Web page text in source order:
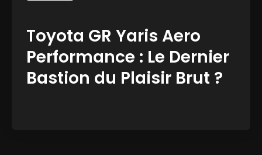
Toyota GR Yaris Aero
Performance : Le Dernier
Bastion du Plaisir Brut ?